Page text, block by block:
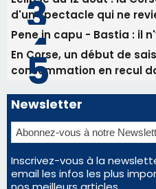
Inscrivez-vous à la
email les infos les plus
nos meilleurs articles
Régie publicitaire
Mentions légales